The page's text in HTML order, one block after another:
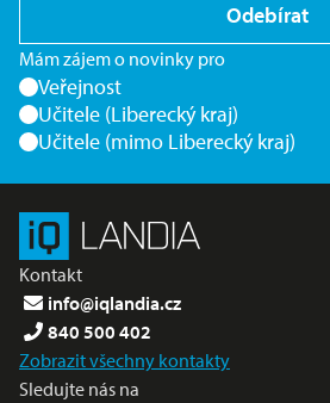
Odebírat
Mám zájem o novinky pro
Veřejnost
Učitele (Liberecký kraj)
Učitele (mimo Liberecký kraj)
Kontakt
info@iqlandia.cz
840 500 402
Zobrazit všechny kontakty
Sledujte nás na